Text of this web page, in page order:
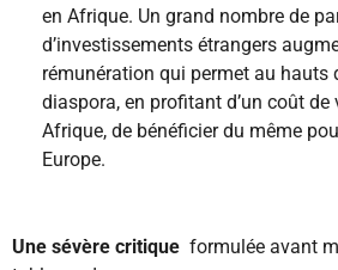
en Afrique. Un grand nombre de
d’investissements étrangers
rémunération qui permet au hauts
diaspora, en profitant d’un coût
Afrique, de bénéficier du même
Europe.
Une sévère critique formulée avant